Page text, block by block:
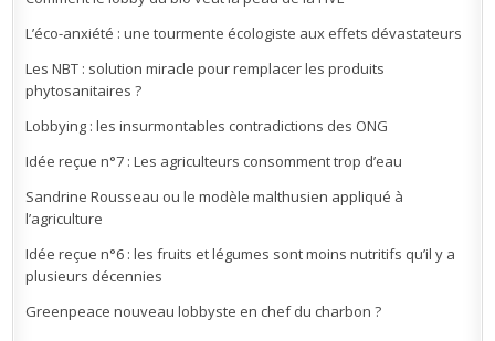
L’éco-anxiété : une tourmente écologiste aux effets dévastateurs
Les NBT : solution miracle pour remplacer les produits
phytosanitaires ?
Lobbying : les insurmontables contradictions des ONG
Idée reçue n°7 : Les agriculteurs consomment trop d’eau
Sandrine Rousseau ou le modèle malthusien appliqué à
l’agriculture
Idée reçue n°6 : les fruits et légumes sont moins nutritifs qu’il y a
plusieurs décennies
Greenpeace nouveau lobbyste en chef du charbon ?